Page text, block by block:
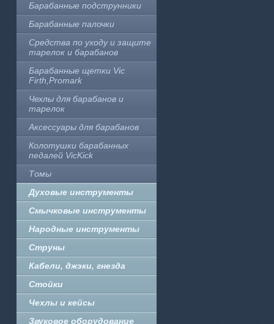
Барабанные подструнники
Барабанные палочки
Средства по уходу и защите
тарелок и барабанов
Барабанные щетки Vic
Firth,Promark
Чехлы для барабанов и
тарелок
Аксессуары для барабанов
Колотушки барабанных
педалей VicKick
Томы
Духовые инструменты
Смычковые инструменты
Народные инструменты
Струны
Кабели, джэки, гнезда
Стойки
Чехлы и кейсы
Звуковое оборудование